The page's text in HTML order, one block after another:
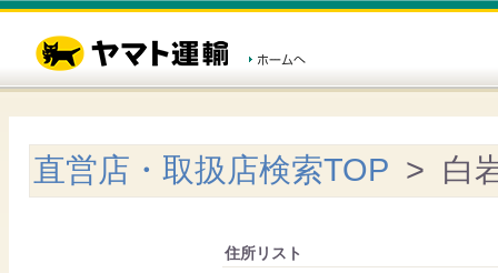
直営店・取扱店検索TOP > 白
住所リスト